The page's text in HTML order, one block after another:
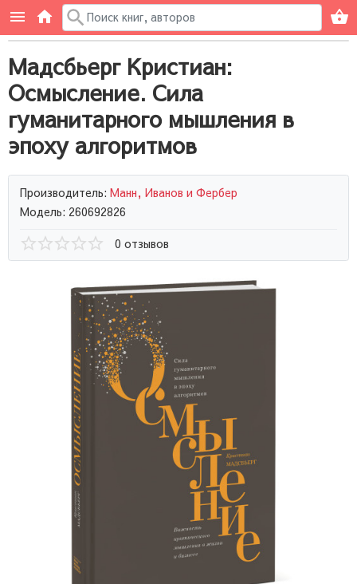
Мадсбьерг Кристиан:
Осмысление. Сила
гуманитарного мышления в
эпоху алгоритмов
Производитель: Манн, Иванов и Фербер
Модель: 260692826
0 отзывов